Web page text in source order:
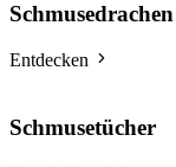
Schmusedrachen
Entdecken
Schmusetücher